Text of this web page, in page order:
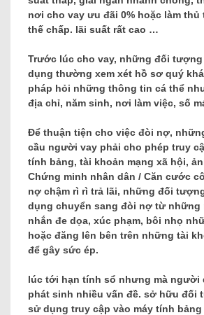
nơi cho vay ưu đãi 0% hoặc làm thủ
thế chấp. lãi suất rất cao …
Trước lúc cho vay, những đối
dụng thường xem xét hồ sơ quý
pháp hỏi những thông tin cá thể
địa chỉ, năm sinh, nơi làm việc, số
Để thuận tiện cho việc đòi nợ,
cầu người vay phải cho phép truy
tính bảng, tài khoản mạng xã hội,
Chứng minh nhân dân / Căn cước
nợ chậm rì rì trả lãi, những đối
dụng chuyển sang đòi nợ từ những
nhắn đe dọa, xúc phạm, bôi nhọ
hoặc đăng lên bên trên những tài
để gây sức ép.
lúc tới hạn tính sổ nhưng mà người
phát sinh nhiều vấn đề. sở hữu đối
sử dụng truy cập vào máy tính